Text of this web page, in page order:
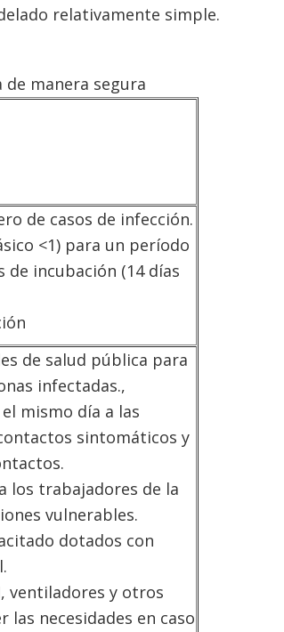
relativamente simple.
manera segura
de casos de infección.
<1) para un período
incubación (14 días
de salud pública para
infectadas.,
mismo día a las
sintomáticos y
los trabajadores de la
vulnerables.
dotados con
ventiladores y otros
necesidades en caso